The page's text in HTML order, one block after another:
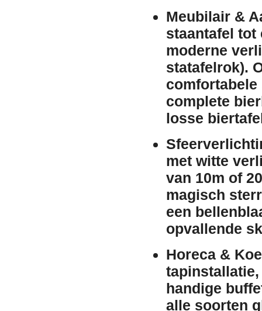
Meubilair &
staantafel tot
moderne
statafelrok).
comfortabele
complete
losse
met witte
van 10m of
magisch
een
opvallende
Horeca &
tapinstallatie
handige
alle soorten